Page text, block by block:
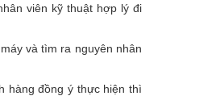
viên kỹ thuật hợp lý đi
và tìm ra nguyên nhân
hàng đồng ý thực hiện thì